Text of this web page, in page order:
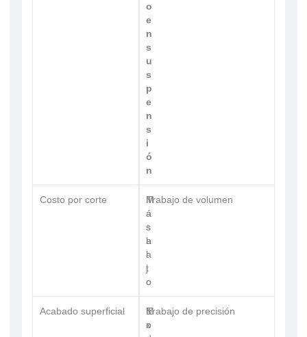
o
e
n
s
u
s
p
e
n
s
i
ó
n
Costo por corte
M
á
s
b
a
j
o
M
á
s
a
l
t
o
Trabajo de volumen
Acabado superficial
M
o
E
x
Trabajo de precisión